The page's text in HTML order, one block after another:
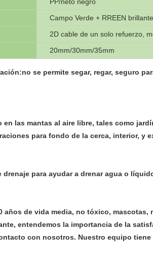
Campo Verde + RREEN
2D cable de un solo refuerzo,
20mm/30mm/35mm
se permite segar, regar, seguro
las mantas al aire libre, tales como
para fondo de la cerca, interior,
para ayudar a drenar agua o
años de vida media, no tóxico,
entendemos la importancia de la
con nosotros. Nuestro equipo